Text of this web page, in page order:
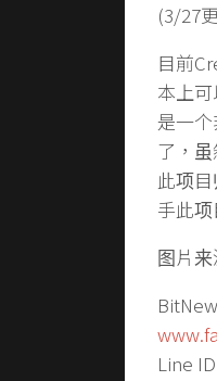
(3/27
目前
本上
是一
了，
此项
手此
图片来
Line